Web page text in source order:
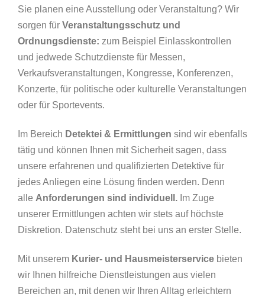
Sie planen eine Ausstellung oder Veranstaltung? Wir
sorgen für Veranstaltungsschutz und
Ordnungsdienste: zum Beispiel Einlasskontrollen
und jedwede Schutzdienste für Messen,
Verkaufsveranstaltungen, Kongresse, Konferenzen,
Konzerte, für politische oder kulturelle Veranstaltungen
oder für Sportevents.
Im Bereich Detektei & Ermittlungen sind wir ebenfalls
tätig und können Ihnen mit Sicherheit sagen, dass
unsere erfahrenen und qualifizierten Detektive für
jedes Anliegen eine Lösung finden werden. Denn
alle Anforderungen sind individuell. Im Zuge
unserer Ermittlungen achten wir stets auf höchste
Diskretion. Datenschutz steht bei uns an erster Stelle.
Mit unserem Kurier- und Hausmeisterservice bieten
wir Ihnen hilfreiche Dienstleistungen aus vielen
Bereichen an, mit denen wir Ihren Alltag erleichtern